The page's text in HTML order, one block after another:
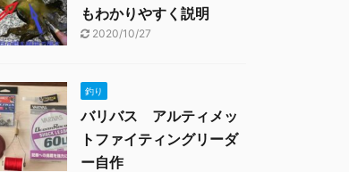
もわかりやすく説明
2020/10/27
釣り
バリバス アルティメッ
トファイティングリーダ
ー自作